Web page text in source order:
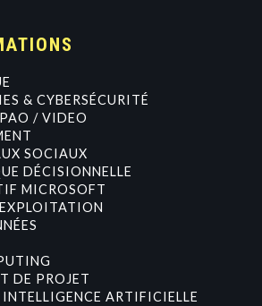
& CYBERSÉCURITÉ
/ VIDEO
SOCIAUX
DÉCISIONNELLE
MICROSOFT
DE PROJET
ARTIFICIELLE